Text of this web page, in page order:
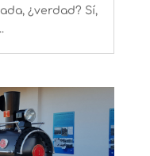
¿verdad? Sí,